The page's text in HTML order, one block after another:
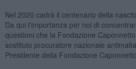
Nel 2020 cadrà il centenario della
Da qui l'importanza per noi di
questioni che la Fondazione
sostituto procuratore nazionale
Presidente della Fondazione